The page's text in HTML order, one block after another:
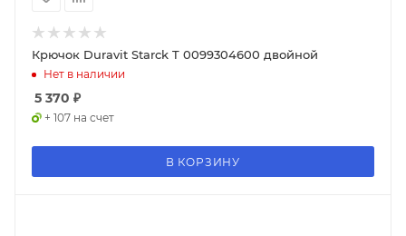
Крючок Duravit Starck T 0099304600 двойной
Нет в наличии
5 370 ₽
+ 107 на счет
В КОРЗИНУ